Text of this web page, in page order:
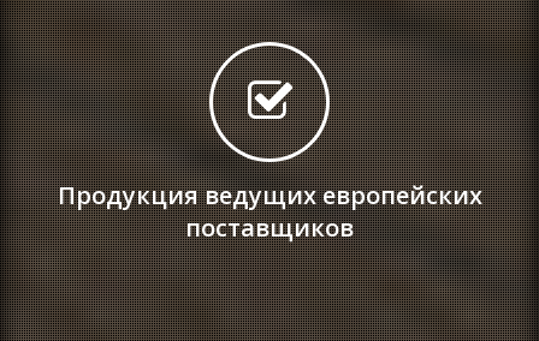
Продукция ведущих европейских
поставщиков